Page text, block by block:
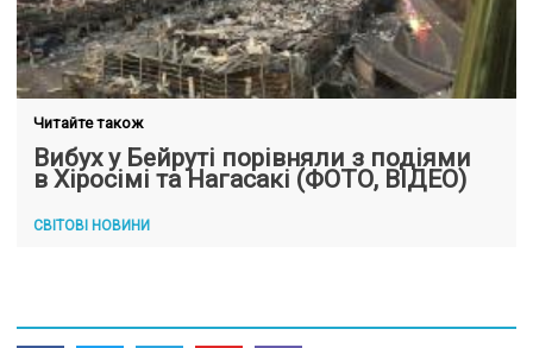
Читайте також
Вибух у Бейруті порівняли з подіями
в Хіросімі та Нагасакі (ФОТО, ВІДЕО)
СВІТОВІ НОВИНИ